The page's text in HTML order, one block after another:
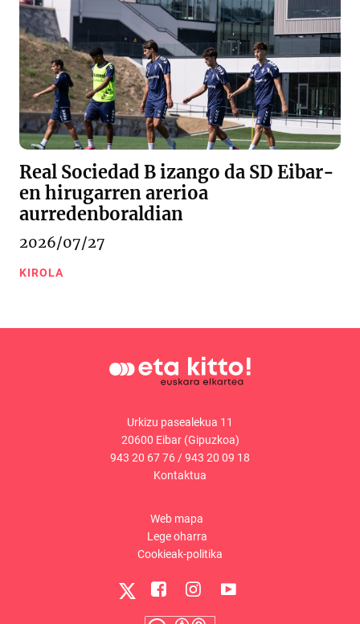
Real Sociedad B izango da SD Eibar-
en hirugarren arerioa
aurredenboraldian
2026/07/27
KIROLA
Urkizu pasealekua 11
20600 Eibar (Gipuzkoa)
943 20 67 76/943 20 09 18
Kontaktua
Web mapa
Lege oharra
Cookieak-politika